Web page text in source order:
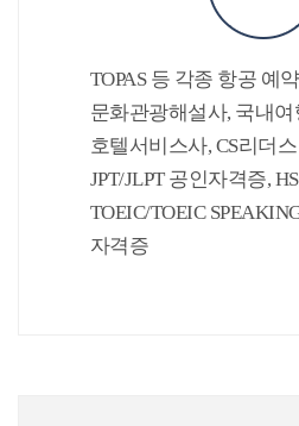
TOPAS 등 각종 항공 예
문화관광해설사, 국내
호텔서비스사, CS리더
JPT/JLPT 공인자격증,
TOEIC/TOEIC
자격증